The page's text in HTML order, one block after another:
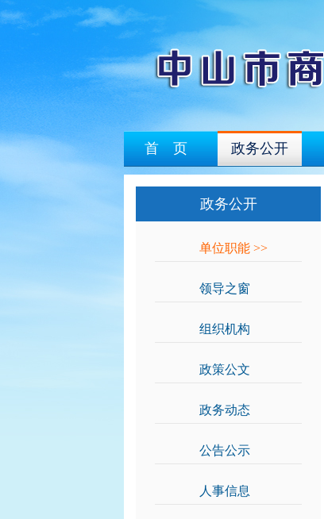
首 页 政务公开
政务公开
单位职能 >>
领导之窗
组织机构
政策公文
政务动态
公告公示
人事信息